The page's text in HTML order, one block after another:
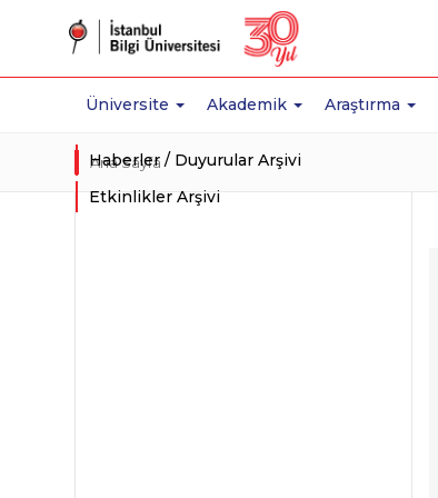
Üniversite Akademik Araştırma
Ana Sayfa
Haberler / Duyurular Arşivi
Etkinlikler Arşivi